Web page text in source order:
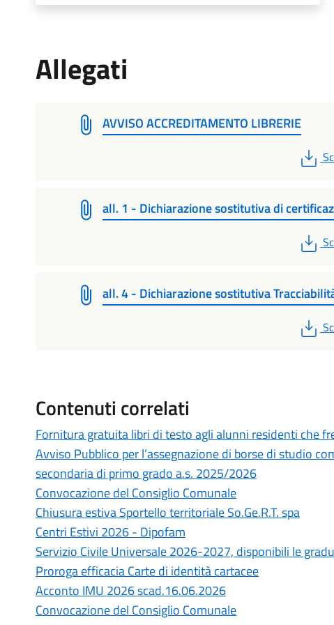
Allegati
AVVISO ACCREDITAMENTO LIBRERIE
all. 1 - Dichiarazione sostitutiva di
all. 4 - Dichiarazione sostitutiva
Contenuti correlati
Fornitura gratuita libri di testo agli alunni residenti che
Avviso Pubblico per l’assegnazione di borse di studio
secondaria di primo grado a.s. 2025/2026
Convocazione del Consiglio Comunale
Chiusura estiva Sportello territoriale So.Ge.R.T. spa
Centri Estivi 2026 - Dipofam
Servizio Civile Universale 2026-2027, disponibili le
Proroga efficacia Carte di identità cartacee
Acconto IMU 2026 scad.16.06.2026
Convocazione del Consiglio Comunale